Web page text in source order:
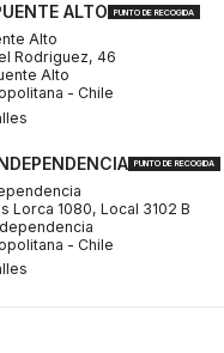
ALTO PUNTO DE RECOGIDA
Alto
Rodriguez, 46
Alto
- Chile
PUNTO DE RECOGIDA
Lorca 1080, Local 3102 B
- Chile